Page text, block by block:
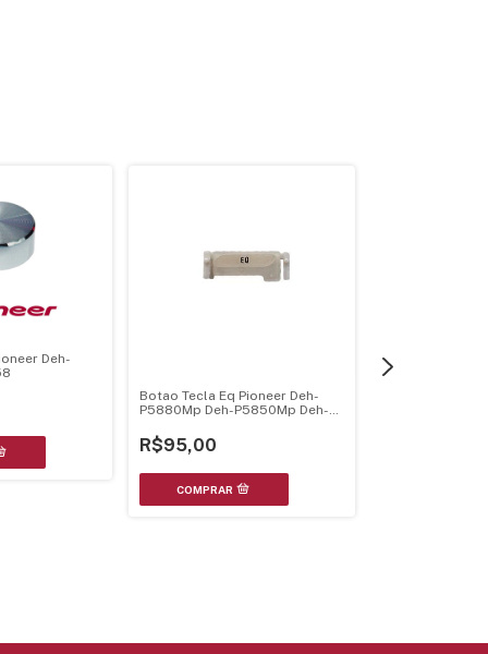
Deh-
Botao Tecla Eq Pioneer Deh-
P5880Mp Deh-P5850Mp Deh-
R$95,00
Botao De
P1Y Deh-P80Mp